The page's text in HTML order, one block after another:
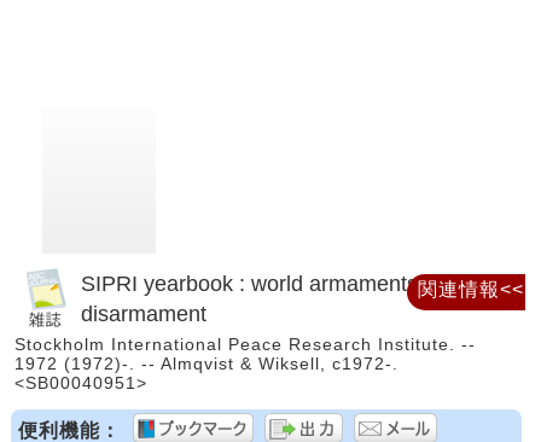
SIPRI yearbook : world armaments and
disarmament
Stockholm International Peace Research Institute. --
1972 (1972)-. -- Almqvist & Wiksell, c1972-.
<SB00040951>
便利機能：
関連情報<<